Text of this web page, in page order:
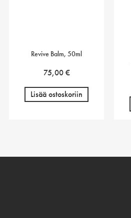
Revive Balm, 50ml
75,00€
Lisää ostoskoriin